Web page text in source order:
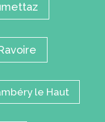
le Haut